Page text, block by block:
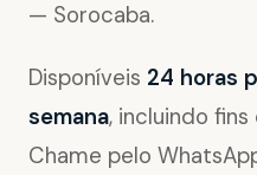
— Sorocaba.
Disponíveis 24 horas
semana, incluindo
Chame pelo